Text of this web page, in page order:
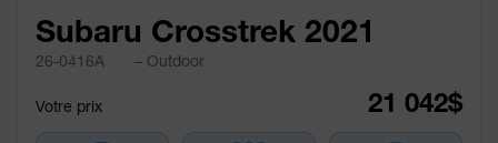
Subaru Crosstrek 2021
26-0416A – Outdoor
Votre prix 21 042$